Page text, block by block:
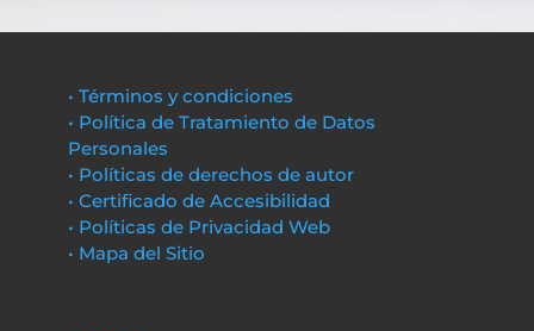
• Términos y condiciones
• Política de Tratamiento de Datos
Personales
• Políticas de derechos de autor
• Certificado de Accesibilidad
• Políticas de Privacidad Web
• Mapa del Sitio